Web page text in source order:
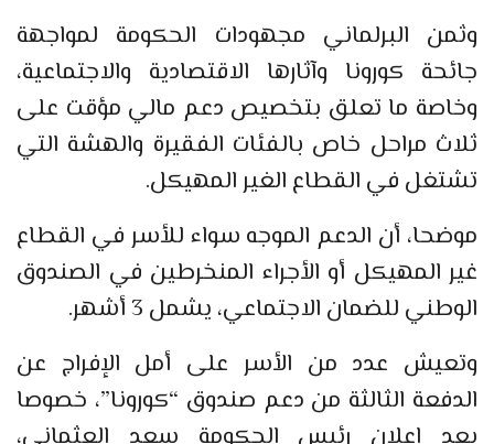
وثمن البرلماني مجهودات الحكومة لمواجهة
جائحة كورونا وآثارها الاقتصادية والاجتماعية،
وخاصة ما تعلق بتخصيص دعم مالي مؤقت على
ثلاث مراحل خاص بالفئات الفقيرة والهشة التي
تشتغل في القطاع الغير المهيكل.
موضحا، أن الدعم الموجه سواء للأسر في القطاع
غير المهيكل أو الأجراء المنخرطين في الصندوق
الوطني للضمان الاجتماعي، يشمل 3 أشهر.
وتعيش عدد من الأسر على أمل الإفراج عن
الدفعة الثالثة من دعم صندوق “كورونا”، خصوصا